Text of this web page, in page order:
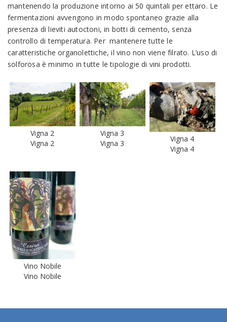
mantenendo la produzione intorno ai 50 quintali per ettaro. Le
fermentazioni avvengono in modo spontaneo grazie alla
presenza di lieviti autoctoni, in botti di cemento, senza
controllo di temperatura. Per mantenere tutte le
caratteristiche organolettiche, il vino non viene filrato. L’uso di
solforosa è minimo in tutte le tipologie di vini prodotti.
Vigna 2
Vigna 2
Vigna 3
Vigna 3
Vigna 4
Vigna 4
Vino Nobile
Vino Nobile